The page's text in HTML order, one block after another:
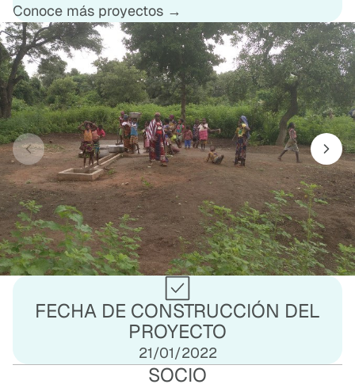
Conoce más proyectos →
FECHA DE CONSTRUCCIÓN DEL
PROYECTO
21/01/2022
SOCIO